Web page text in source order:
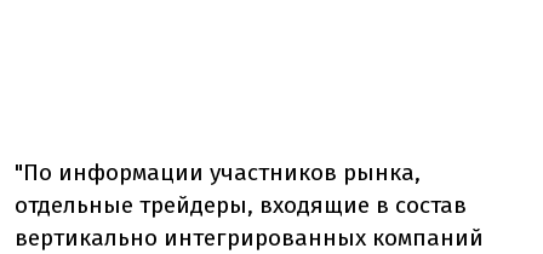
"По информации участников рынка,
отдельные трейдеры, входящие в состав
вертикально интегрированных компаний